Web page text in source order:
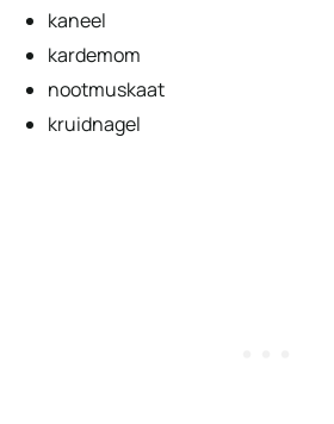
kaneel
kardemom
nootmuskaat
kruidnagel